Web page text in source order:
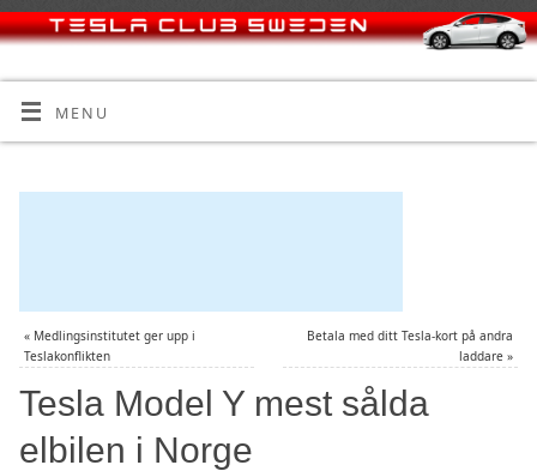
MENU
« Medlingsinstitutet ger upp i
Teslakonflikten
Betala med ditt Tesla-kort på andra
laddare »
Tesla Model Y mest sålda
elbilen i Norge